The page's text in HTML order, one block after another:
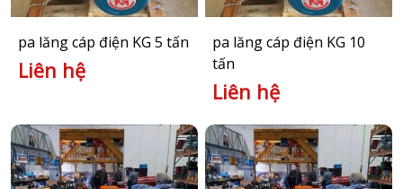
pa lăng cáp điện KG 5 tấn
Liên hệ
pa lăng cáp điện KG 10
tấn
Liên hệ